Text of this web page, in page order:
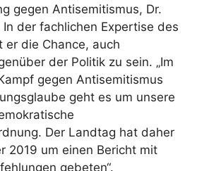
gegen Antisemitismus, Dr.
In der fachlichen Expertise des
er die Chance, auch
der Politik zu sein. „Im
gegen Antisemitismus
geht es um unsere
Der Landtag hat daher
2019 um einen Bericht mit
gebeten“.